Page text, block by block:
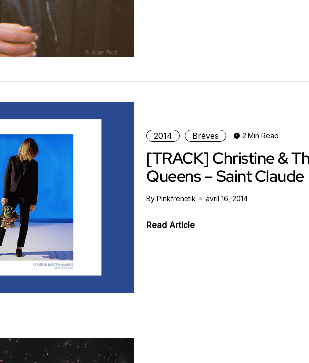
2014 Brèves 2 Min Read
[TRACK] Christine &
Queens – Saint Claude
By Pinkfrenetik avril 16, 2014
Read Article